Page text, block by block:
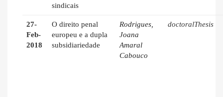
sindicais
27-
Feb-
2018
O direito penal
europeu e a dupla
subsidiariedade
Rodrigues,
Joana
Amaral
Cabouco
doctoralThesis